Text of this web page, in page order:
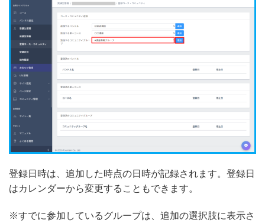
登録日時は、追加した時点の日時が記録されます。登録日
はカレンダーから変更することもできます。
※すでに参加しているグループは、追加の選択肢に表示さ